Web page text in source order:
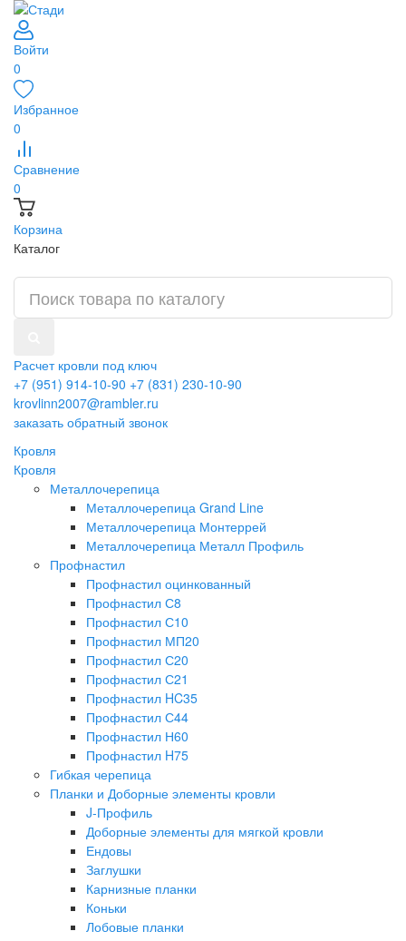
Войти
0
Избранное
0
Сравнение
0
Корзина
Каталог
Расчет кровли под ключ
+7 (951) 914-10-90 +7 (831) 230-10-90
krovlinn2007@rambler.ru
заказать обратный звонок
Кровля
Кровля
Металлочерепица
Металлочерепица Grand Line
Металлочерепица Монтеррей
Металлочерепица Металл Профиль
Профнастил
Профнастил оцинкованный
Профнастил С8
Профнастил С10
Профнастил МП20
Профнастил С20
Профнастил С21
Профнастил HC35
Профнастил С44
Профнастил Н60
Профнастил H75
Гибкая черепица
Планки и Доборные элементы кровли
J-Профиль
Доборные элементы для мягкой кровли
Ендовы
Заглушки
Карнизные планки
Коньки
Лобовые планки